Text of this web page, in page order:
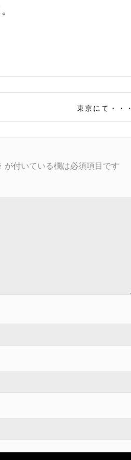
東京にて・・・
が付いている欄は必須項目です